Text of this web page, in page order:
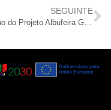
SEGUINTE
Término do Projeto Albufeira GerAção – CLDS 4G